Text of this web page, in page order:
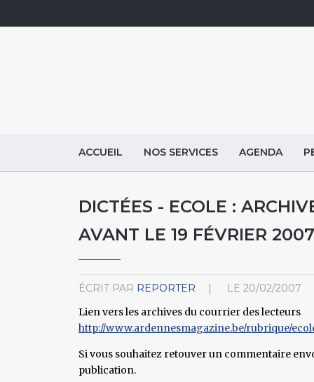
ACCUEIL NOS SERVICES AGENDA
DICTÉES - ECOLE :
AVANT LE 19 FÉVRIER 2007
ÉCRIT PAR REPORTER LE 20/02/2007
Lien vers les archives du courrier des lecteurs
http://www.ardennesmagazine.be/rubrique/
Si vous souhaitez retouver un commentaire
publication.